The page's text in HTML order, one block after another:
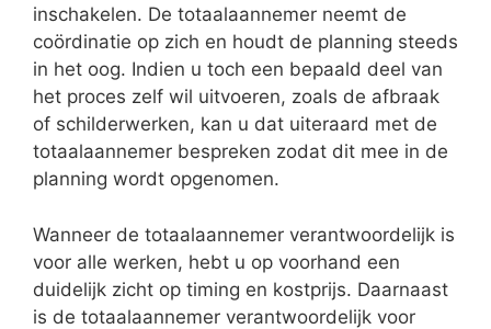
inschakelen. De totaalaannemer neemt de
coördinatie op zich en houdt de planning steeds
in het oog. Indien u toch een bepaald deel van
het proces zelf wil uitvoeren, zoals de afbraak
of schilderwerken, kan u dat uiteraard met de
totaalaannemer bespreken zodat dit mee in de
planning wordt opgenomen.
Wanneer de totaalaannemer verantwoordelijk is
voor alle werken, hebt u op voorhand een
duidelijk zicht op timing en kostprijs. Daarnaast
is de totaalaannemer verantwoordelijk voor